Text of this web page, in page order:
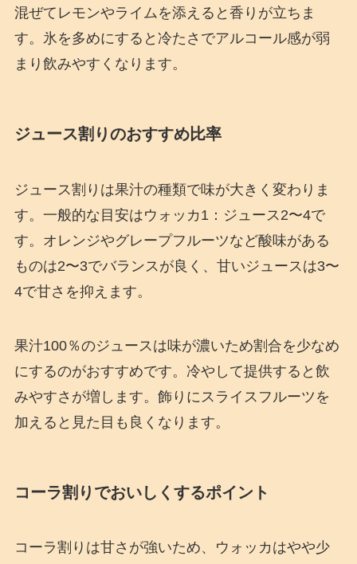
混ぜてレモンやライムを添えると香りが立ちま
す。氷を多めにすると冷たさでアルコール感が弱
まり飲みやすくなります。
ジュース割りのおすすめ比率
ジュース割りは果汁の種類で味が大きく変わりま
す。一般的な目安はウォッカ1：ジュース2〜4で
す。オレンジやグレープフルーツなど酸味がある
ものは2〜3でバランスが良く、甘いジュースは3〜
4で甘さを抑えます。
果汁100％のジュースは味が濃いため割合を少なめ
にするのがおすすめです。冷やして提供すると飲
みやすさが増します。飾りにスライスフルーツを
加えると見た目も良くなります。
コーラ割りでおいしくするポイント
コーラ割りは甘さが強いため、ウォッカはやや少